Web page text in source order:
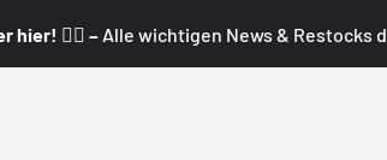
👇🏼 – Alle wichtigen News & Restocks